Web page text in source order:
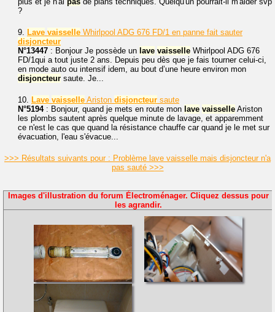
?
9. Lave vaisselle Whirlpool ADG 676 FD/1 en panne fait sauter
disjoncteur
N°13447 : Bonjour Je possède un lave vaisselle Whirlpool ADG 676
FD/1qui a tout juste 2 ans. Depuis peu dès que je fais tourner celui-ci,
en mode auto ou intensif idem, au bout d’une heure environ mon
disjoncteur saute. Je...
10. Lave vaisselle Ariston disjoncteur saute
N°5194: Bonjour, quand je mets en route mon lave vaisselle Ariston
les plombs sautent après quelque minute de lavage, et apparemment
ce n'est le cas que quand la résistance chauffe car quand je le met sur
évacuation, l'eau s'évacue...
>>> Résultats suivants pour : Problème lave vaisselle mais disjoncteur n'a
pas sauté >>>
Images d'illustration du forum Électroménager. Cliquez dessus pour
les agrandir.